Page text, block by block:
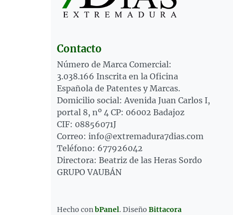
Contacto
Número de Marca Comercial:
3.038.166 Inscrita en la Oficina
Española de Patentes y Marcas.
Domicilio social: Avenida Juan Carlos I,
portal 8, nº 4 CP: 06002 Badajoz
CIF: 08856071J
Correo: info@extremadura7dias.com
Teléfono: 677926042
Directora: Beatriz de las Heras Sordo
GRUPO VAUBÁN
Hecho con bPanel. Diseño Bittacora